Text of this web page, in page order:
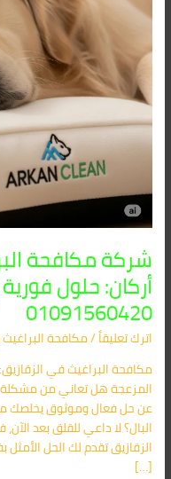
شركة مكافحة
أركان: حلول
01091560420
اترك تعليقاً/مكافحة
مكافحة البراغيث في
المزعجة هل تعاني من مشكلة
عن حل فعال وموثوق يخلصك
البال؟ لا داعي للقلق بعد
الزقازيق تقدم لك الحل
[…]
حلول
وآمنة
بالشرقية
اتصل
بنا
01091560420